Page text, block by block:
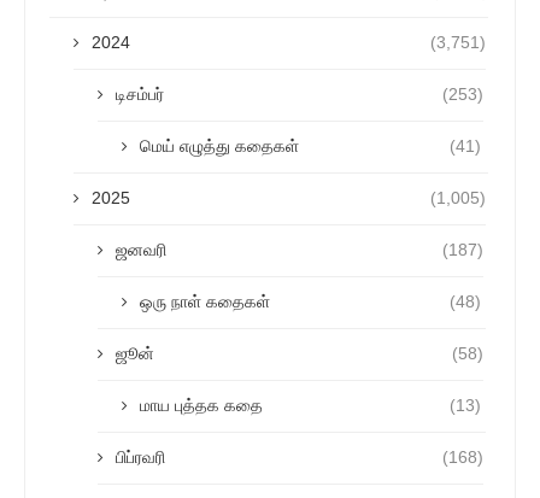
2024 (3,751)
டிசம்பர் (253)
மெய் எழுத்து கதைகள் (41)
2025 (1,005)
ஜனவரி (187)
ஒரு நாள் கதைகள் (48)
ஜூன் (58)
மாய புத்தக கதை (13)
பிப்ரவரி (168)